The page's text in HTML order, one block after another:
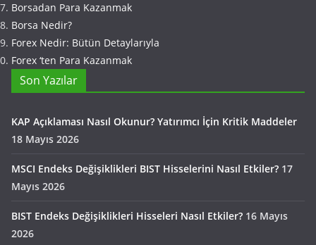
Borsadan Para Kazanmak
Borsa Nedir?
Forex Nedir: Bütün Detaylarıyla
Forex ‘ten Para Kazanmak
Son Yazılar
KAP Açıklaması Nasıl Okunur? Yatırımcı İçin Kritik Maddeler
18 Mayıs 2026
MSCI Endeks Değişiklikleri BIST Hisselerini Nasıl Etkiler? 17
Mayıs 2026
BIST Endeks Değişiklikleri Hisseleri Nasıl Etkiler? 16 Mayıs
2026